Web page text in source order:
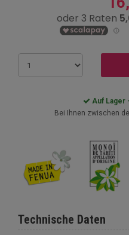
Auf Lager
Bei Ihnen zwischen
Technische Daten